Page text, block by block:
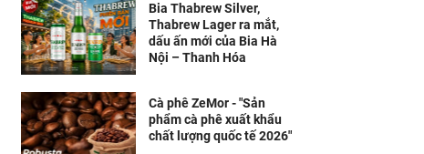
Bia Thabrew Silver,
Thabrew Lager ra mắt,
dấu ấn mới của Bia Hà
Nội – Thanh Hóa
Cà phê ZeMor - "Sản
phẩm cà phê xuất khẩu
chất lượng quốc tế 2026"